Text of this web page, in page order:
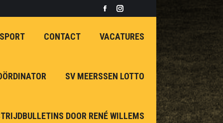
Facebook
opens
window
Instagram
opens
window
CONTACT VACATURES
SV MEERSSEN LOTTO
DOOR RENÉ WILLEMS